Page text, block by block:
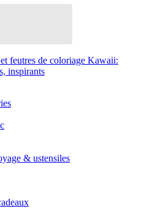
feutres de coloriage Kawaii:
inspirants
& ustensiles